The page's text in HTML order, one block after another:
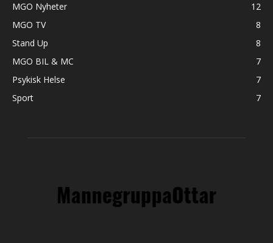
MGO Nyheter
12
MGO TV
8
Stand Up
8
MGO BIL & MC
7
Psykisk Helse
7
Sport
7